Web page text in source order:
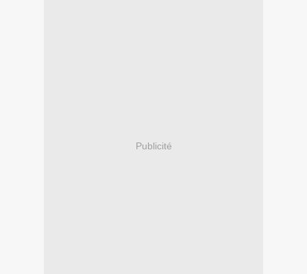
Publicité